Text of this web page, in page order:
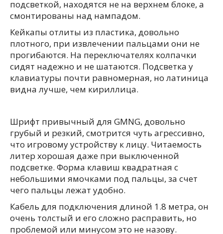
подсветкой, находятся не на верхнем блоке, а
смонтированы над нампадом.
Кейкапы отлиты из пластика, довольно
плотного, при извлечении пальцами они не
прогибаются. На переключателях колпачки
сидят надежно и не шатаются. Подсветка у
клавиатуры почти равномерная, но латиница
видна лучше, чем кириллица.
Шрифт привычный для GMNG, довольно
грубый и резкий, смотрится чуть агрессивно,
что игровому устройству к лицу. Читаемость
литер хорошая даже при выключенной
подсветке. Форма клавиш квадратная с
небольшими ямочками под пальцы, за счет
чего пальцы лежат удобно.
Кабель для подключения длиной 1.8 метра, он
очень толстый и его сложно расправить, но
проблемой или минусом это не назову.